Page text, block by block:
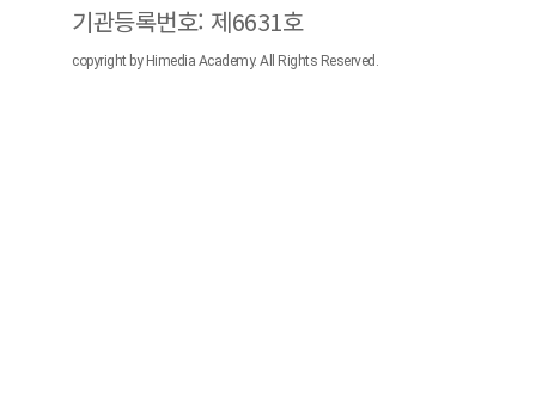
기관등록번호: 제6631호
copyright by Himedia Academy. All Rights Reserved.